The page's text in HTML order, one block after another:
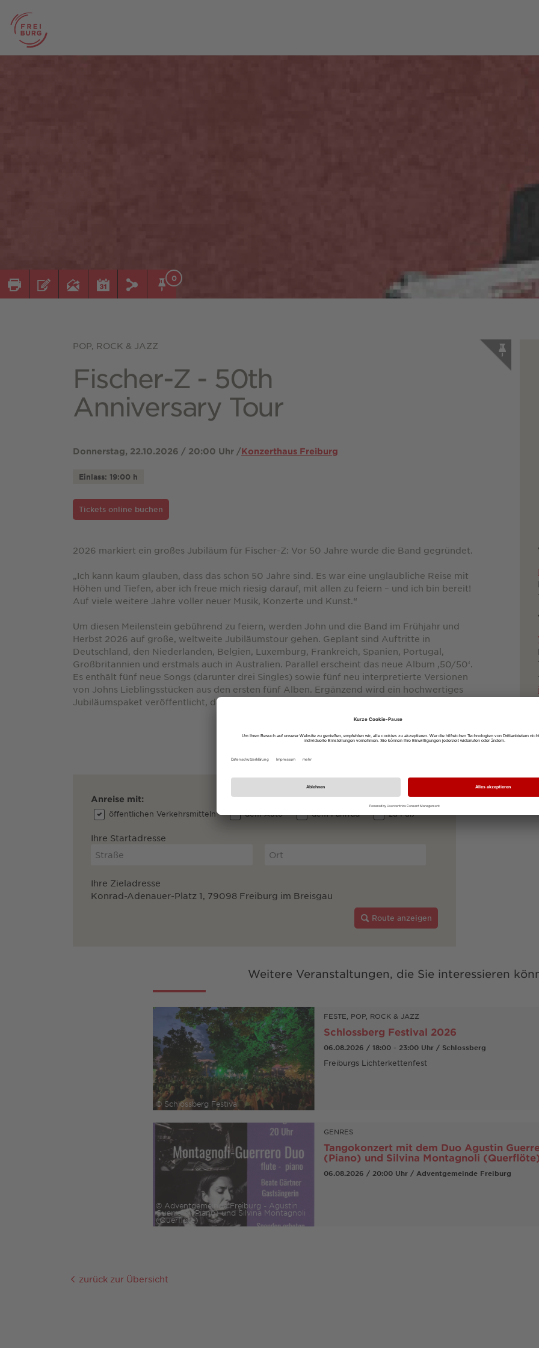
0
POP, ROCK & JAZZ
Fischer-Z - 50th
Anniversary Tour
Donnerstag, 22.10.2026 / 20:00 Uhr /Konzerthaus Freiburg
Einlass: 19:00 h
Tickets online buchen
2026 markiert ein großes Jubiläum für Fischer-Z: Vor 50 Jahre wurde die Band gegründet.
„Ich kann kaum glauben, dass das schon 50 Jahre sind. Es war eine unglaubliche Reise mit
Höhen und Tiefen, aber ich freue mich riesig darauf, mit allen zu feiern – und ich bin bereit!
Auf viele weitere Jahre voller neuer Musik, Konzerte und Kunst.“
Um diesen Meilenstein gebührend zu feiern, werden John und die Band im Frühjahr und
Herbst 2026 auf große, weltweite Jubiläumstour gehen. Geplant sind Auftritte in
Deutschland, den Niederlanden, Belgien, Luxemburg, Frankreich, Spanien, Portugal,
Großbritannien und erstmals auch in Australien. Parallel erscheint das neue Album ‚50/50‘.
Es enthält fünf neue Songs (darunter drei Singles) sowie fünf neu interpretierte Versionen
von Johns Lieblingsstücken aus den ersten fünf Alben. Ergänzend wird ein hochwertiges
Jubiläumspaket veröffentlicht, das die bisherige Karriere von John würdigt.
Anreise mit:
öffentlichen Verkehrsmitteln dem Auto dem Fahrrad zu Fuß
Ihre Startadresse
Ihre Zieladresse
Konrad-Adenauer-Platz 1, 79098 Freiburg im Breisgau
Route anzeigen
Weitere Veranstaltungen, die Sie interessieren
© Schlossberg Festival
FESTE, POP, ROCK & JAZZ
Schlossberg Festival 2026
06.08.2026 / 18:00 - 23:00 Uhr / Schlossberg
Freiburgs Lichterkettenfest
© Adventgemeinde Freiburg - Agustin
Guerrero (Piano) und Silvina Montagnoli
(Querflöte)
GENRES
Tangokonzert mit dem Duo Agustin
(Piano) und Silvina Montagnoli
06.08.2026 / 20:00 Uhr / Adventgemeinde Freiburg
zurück zur Übersicht